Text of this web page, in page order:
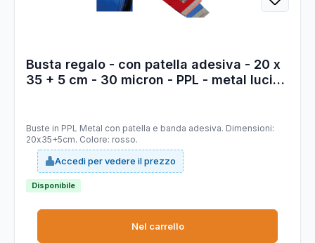
Busta regalo - con patella adesiva - 20 x
35 + 5 cm - 30 micron - PPL - metal lucido
Buste in PPL Metal con patella e banda adesiva. Dimensioni:
20x35+5cm. Colore: rosso.
Accedi per vedere il prezzo
Disponibile
Nel carrello